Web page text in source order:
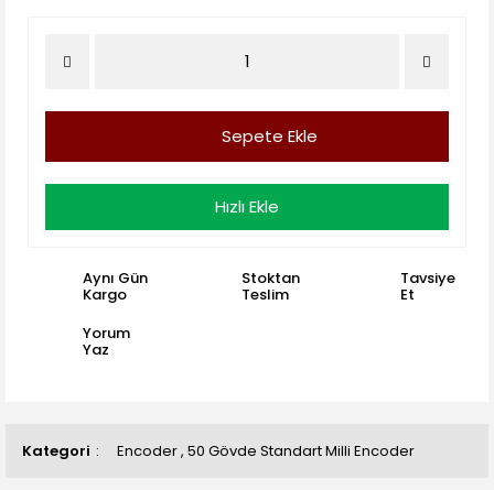
Kategori Encoder, 50 Gövde Standart Milli Encoder
Sepete Ekle
Hızlı Ekle
Aynı Gün
Kargo
Stoktan
Teslim
Tavsiye
Et
Yorum
Yaz